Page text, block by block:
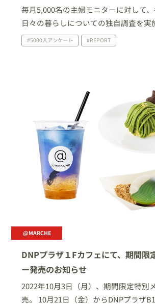
毎月5,000名の主婦モニターに対して
日々の暮らしについての独自調査を実
今回は、2022年8月に家庭で実施した
について、及び夏休み・帰省について
#5000人アンケート #REPORT
@MARCHE
DNPプラザ１Fカフェにて、期間限
ー発売のお知らせ
2022年10月3日（月）、期間限定特別
売。 10月21日（金）からDNPプラザ